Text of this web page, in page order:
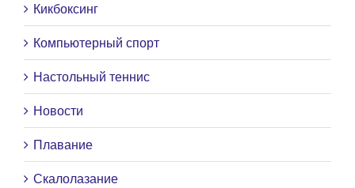
Кикбоксинг
Компьютерный спорт
Настольный теннис
Новости
Плавание
Скалолазание